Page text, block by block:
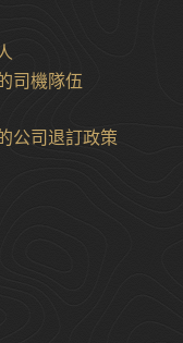
司機隊伍
公司退訂政策